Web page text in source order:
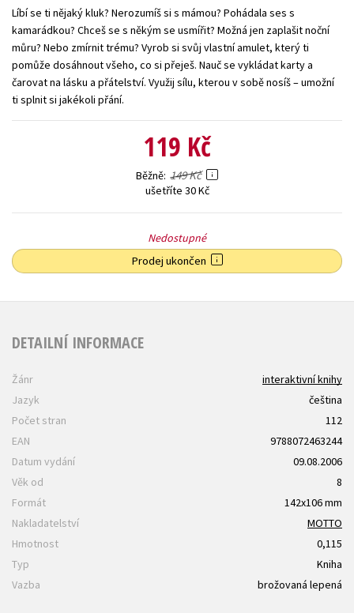
Young adult (SK)
Zahraniční literatura Zdraví a životní styl
Všechny tituly
Líbí se ti nějaký kluk? Nerozumíš si s mámou? Pohádala ses s
kamarádkou? Chceš se s někým se usmířit? Možná jen zaplašit noční
můru? Nebo zmírnit trému? Vyrob si svůj vlastní amulet, který ti
pomůže dosáhnout všeho, co si přeješ. Nauč se vykládat karty a
čarovat na lásku a přátelství. Využij sílu, kterou v sobě nosíš – umožní
ti splnit si jakékoli přání.
119 Kč
Běžně 149 Kč
ušetříte 30 Kč
Nedostupné
Prodej ukončen
DETAILNÍ INFORMACE
Žánr
interaktivní knihy
Jazyk
čeština
Počet stran
112
EAN
9788072463244
Datum vydání
09.08.2006
Věk od
8
Formát
142x106 mm
Nakladatelství
MOTTO
Hmotnost
0,115
Typ
Kniha
Vazba
brožovaná lepená